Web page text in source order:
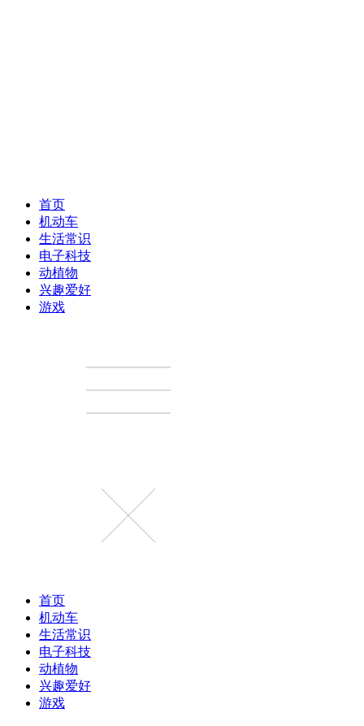
首页
机动车
生活常识
电子科技
动植物
兴趣爱好
游戏
首页
机动车
生活常识
电子科技
动植物
兴趣爱好
游戏